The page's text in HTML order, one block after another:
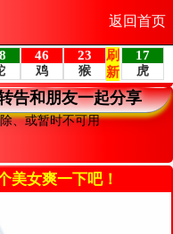
返回首页
告和朋友一起分享
、或暂时不可用
美女爽一下吧！